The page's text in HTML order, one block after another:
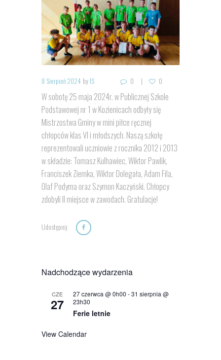
8 Sierpień 2024 by IS 0 0
W sobotę 25 maja 2024r. w Publicznej Szkole
Podstawowej nr 1 w Kozienicach odbyły się
Mistrzostwa Gminy w mini piłce ręcznej
chłopców klas VI i młodszych. Naszą szkołę
reprezentowali uczniowie z rocznika 2012 i 2013
w składzie: Tomasz Kulhawiec, Wiktor Pawlik,
Franciszek Ziemka, Wiktor Dolegała, Adam Fila,
Olaf Podyma oraz Szymon Kaczyński. Chłopcy
zdobyli II miejsce w zawodach. Gratulacje!
Udostępnij:
Nadchodzące wydarzenia
CZE
27
27 czerwca @ 0h00 -31 sierpnia @
23h30
Ferie letnie
View Calendar